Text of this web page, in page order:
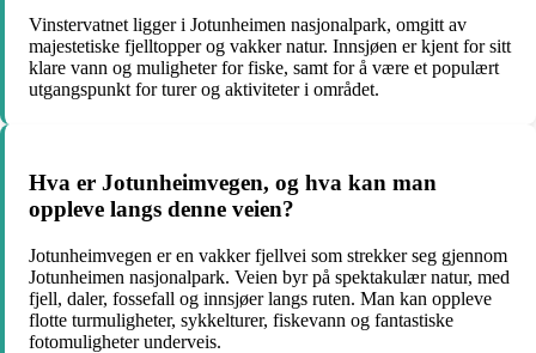
Vinstervatnet ligger i Jotunheimen nasjonalpark, omgitt av
majestetiske fjelltopper og vakker natur. Innsjøen er kjent for sitt
klare vann og muligheter for fiske, samt for å være et populært
utgangspunkt for turer og aktiviteter i området.
Hva er Jotunheimvegen, og hva kan man
oppleve langs denne veien?
Jotunheimvegen er en vakker fjellvei som strekker seg gjennom
Jotunheimen nasjonalpark. Veien byr på spektakulær natur, med
fjell, daler, fossefall og innsjøer langs ruten. Man kan oppleve
flotte turmuligheter, sykkelturer, fiskevann og fantastiske
fotomuligheter underveis.